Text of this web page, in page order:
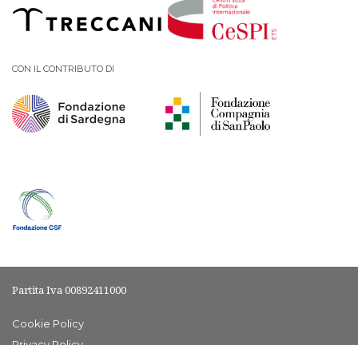
PODCAST EVENTI
AUTORI
CON IL CONTRIBUTO DI
Partita Iva 00892411000
Cookie Policy